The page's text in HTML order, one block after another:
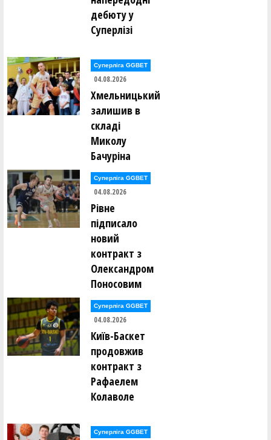
Артем Луцишин ()
Артем Ляшенко ()
Олексій Мазур ()
Андрій Макаренко ()
Дар’я Макаренко ()
Марина Малафєєва ()
Анастасія Мартовицька ()
Михайло Маслак ()
Олександр Маслов ()
Ігор Мелашич ()
Микита Мельник ()
Нікіта Мельник ()
Андрій Менько ()
Валентин Мирончик ()
Валентин Мирончик ()
Дмитро Михайлов ()
Михайло Мостовий ()
Дмитро Мугайлов ()
Євген Нагорний ()
Олександр Нагорний ()
Дмитро Наседкін ()
Михайло Насонов ()
Михайло Невечеря ()
Роман Недоступ ()
Євгеній Непокритий ()
Богдан Нестеренко ()
Сергій Ніколащенко ()
дебюту у
Суперлізі
Суперліга GGBET
04.08.2026
Хмельницький
залишив в
складі
Миколу
Бачуріна
Суперліга GGBET
04.08.2026
Рівне
підписало
новий
контракт з
Олександром
Поносовим
Суперліга GGBET
04.08.2026
Київ-Баскет
продовжив
контракт з
Рафаелем
Колаволе
Суперліга GGBET